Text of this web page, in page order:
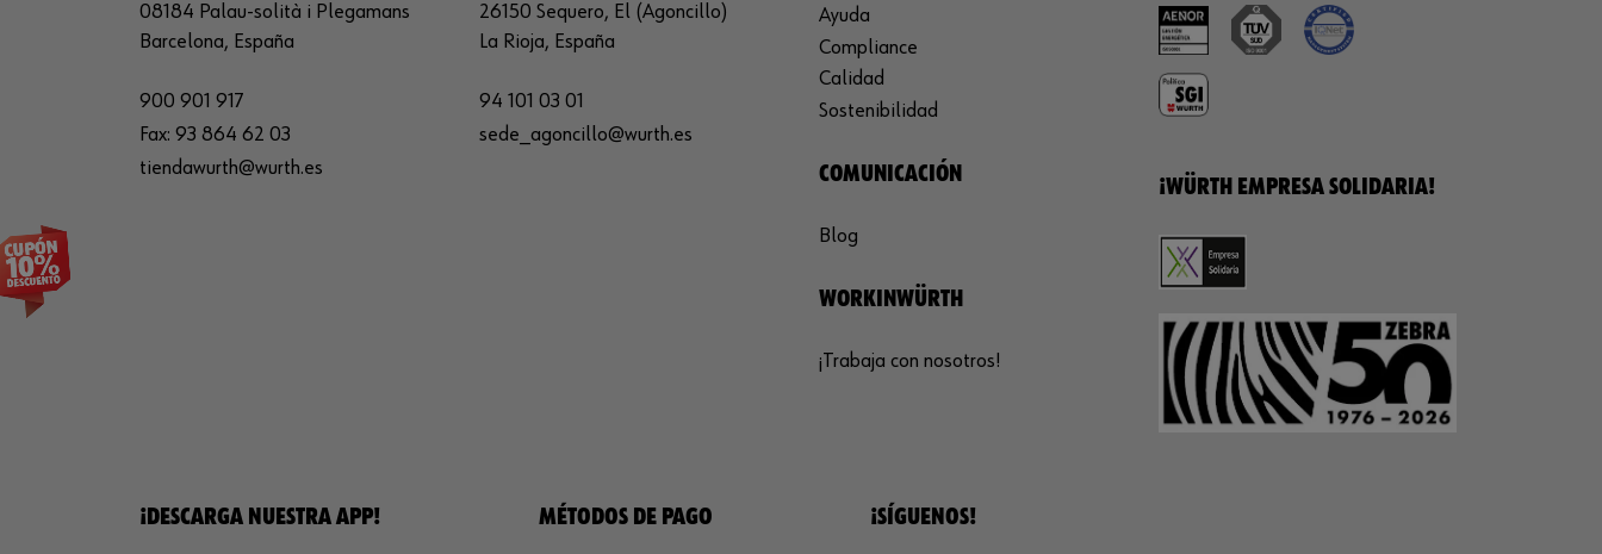
08184 Palau-solità i Plegamans
Barcelona, España
900 901 917
Fax: 93 864 62 03
tiendawurth@wurth.es
26150 Sequero, El (Agoncillo)
La Rioja, España
94 101 03 01
sede_agoncillo@wurth.es
Ayuda
Compliance
Calidad
Sostenibilidad
COMUNICACIÓN
Blog
WORKINWÜRTH
¡Trabaja con nosotros!
¡WÜRTH EMPRESA SOLIDARIA!
¡DESCARGA NUESTRA APP! MÉTODOS DE PAGO ¡SÍGUENOS!